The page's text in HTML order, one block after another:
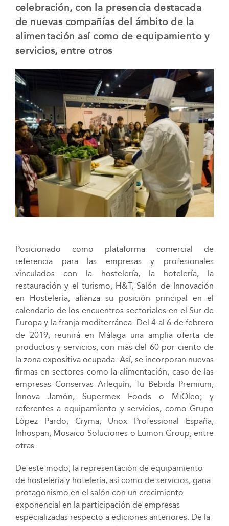
celebración, con la presencia destacada
de nuevas compañías del ámbito de la
alimentación así como de equipamiento y
servicios, entre otros
Posicionado como plataforma comercial de
referencia para las empresas y profesionales
vinculados con la hostelería, la hotelería, la
restauración y el turismo, H&T, Salón de Innovación
en Hostelería, afianza su posición principal en el
calendario de los encuentros sectoriales en el Sur de
Europa y la franja mediterránea. Del 4 al 6 de febrero
de 2019, reunirá en Málaga una amplia oferta de
productos y servicios, con más del 60 por ciento de
la zona expositiva ocupada. Así, se incorporan nuevas
firmas en sectores como la alimentación, caso de las
empresas Conservas Arlequín, Tu Bebida Premium,
Innova Jamón, Supermex Foods o MiOleo; y
referentes a equipamiento y servicios, como Grupo
López Pardo, Cryma, Unox Professional España,
Inhospan, Mosaico Soluciones o Lumon Group, entre
otras.
De este modo, la representación de equipamiento
de hostelería y hotelería, así como de servicios, gana
protagonismo en el salón con un crecimiento
exponencial en la participación de empresas
especializadas respecto a ediciones anteriores. De la